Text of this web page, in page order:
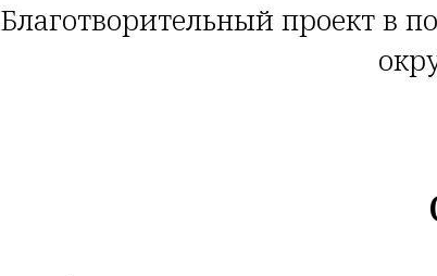
Благотворительный проект в